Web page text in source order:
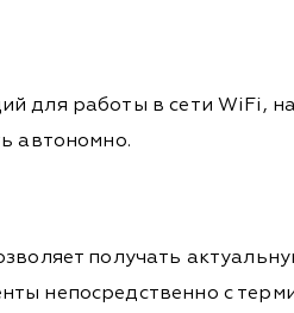
для работы в сети WiFi,
автономно.
получать
непосредственно с